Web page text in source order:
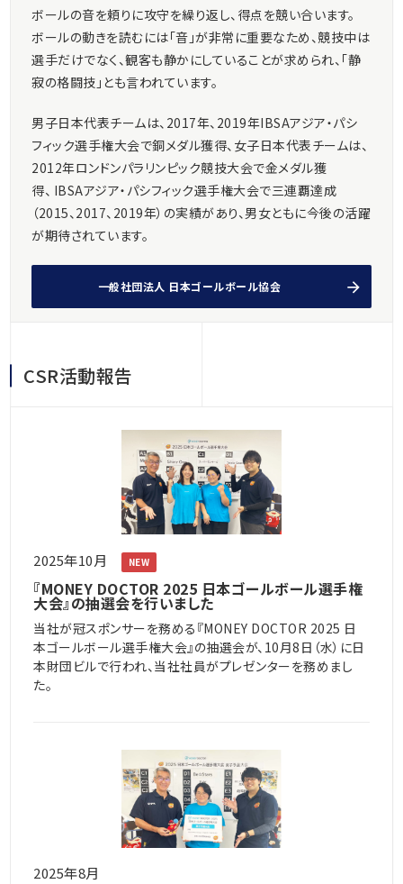
ボールの音を頼りに攻守を繰り返し、得点を競い合います。
ボールの動きを読むには「音」が非常に重要なため、競技中は
選手だけでなく、観客も静かにしていることが求められ、「静
寂の格闘技」とも言われています。
男子日本代表チームは、2017年、2019年IBSAアジア・パシ
フィック選手権大会で銅メダル獲得、女子日本代表チームは、
2012年ロンドンパラリンピック競技大会で金メダル獲
得、 IBSAアジア・パシフィック選手権大会で三連覇達成
（2015、2017、2019年）の実績があり、男女ともに今後の活躍
が期待されています。
一般社団法人 日本ゴールボール協会
CSR活動報告
2025年10月 NEW
『MONEY DOCTOR 2025 日本ゴールボール選手権
大会』の抽選会を行いました
当社が冠スポンサーを務める『MONEY DOCTOR 2025 日
本ゴールボール選手権大会』の抽選会が、10月8日（水）に日
本財団ビルで行われ、当社社員がプレゼンターを務めまし
た。
2025年8月